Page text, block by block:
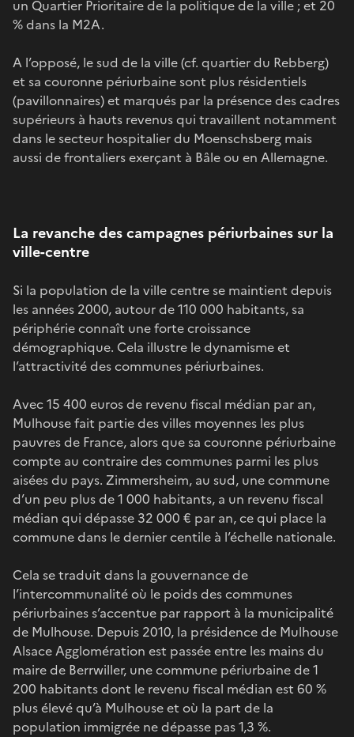
un Quartier Prioritaire de la politique de la ville ; et 20
% dans la M2A.
A l’opposé, le sud de la ville (cf. quartier du Rebberg)
et sa couronne périurbaine sont plus résidentiels
(pavillonnaires) et marqués par la présence des cadres
supérieurs à hauts revenus qui travaillent notamment
dans le secteur hospitalier du Moenschsberg mais
aussi de frontaliers exerçant à Bâle ou en Allemagne.
La revanche des campagnes périurbaines sur la
ville-centre
Si la population de la ville centre se maintient depuis
les années 2000, autour de 110 000 habitants, sa
périphérie connaît une forte croissance
démographique. Cela illustre le dynamisme et
l’attractivité des communes périurbaines.
Avec 15 400 euros de revenu fiscal médian par an,
Mulhouse fait partie des villes moyennes les plus
pauvres de France, alors que sa couronne périurbaine
compte au contraire des communes parmi les plus
aisées du pays. Zimmersheim, au sud, une commune
d’un peu plus de 1 000 habitants, a un revenu fiscal
médian qui dépasse 32 000 € par an, ce qui place la
commune dans le dernier centile à l’échelle nationale.
Cela se traduit dans la gouvernance de
l’intercommunalité où le poids des communes
périurbaines s’accentue par rapport à la municipalité
de Mulhouse. Depuis 2010, la présidence de Mulhouse
Alsace Agglomération est passée entre les mains du
maire de Berrwiller, une commune périurbaine de 1
200 habitants dont le revenu fiscal médian est 60 %
plus élevé qu’à Mulhouse et où la part de la
population immigrée ne dépasse pas 1,3 %.